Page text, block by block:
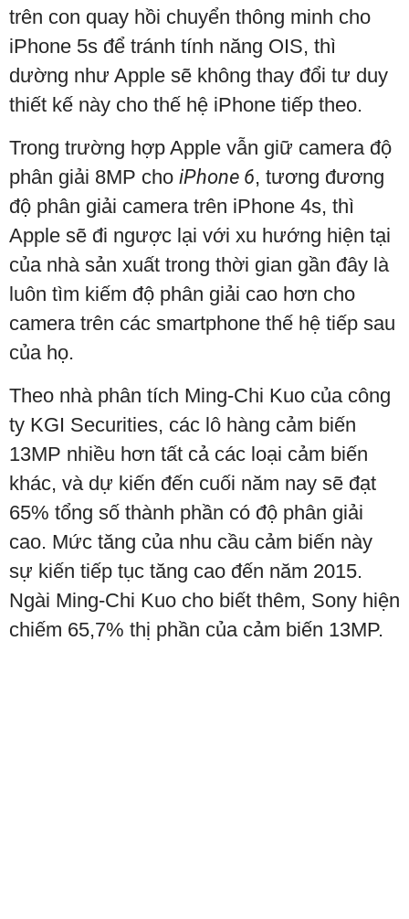
trên con quay hồi chuyển thông minh cho
iPhone 5s để tránh tính năng OIS, thì
dường như Apple sẽ không thay đổi tư duy
thiết kế này cho thế hệ iPhone tiếp theo.
Trong trường hợp Apple vẫn giữ camera độ
phân giải 8MP cho iPhone 6, tương đương
độ phân giải camera trên iPhone 4s, thì
Apple sẽ đi ngược lại với xu hướng hiện tại
của nhà sản xuất trong thời gian gần đây là
luôn tìm kiếm độ phân giải cao hơn cho
camera trên các smartphone thế hệ tiếp sau
của họ.
Theo nhà phân tích Ming-Chi Kuo của công
ty KGI Securities, các lô hàng cảm biến
13MP nhiều hơn tất cả các loại cảm biến
khác, và dự kiến đến cuối năm nay sẽ đạt
65% tổng số thành phần có độ phân giải
cao. Mức tăng của nhu cầu cảm biến này
sự kiến tiếp tục tăng cao đến năm 2015.
Ngài Ming-Chi Kuo cho biết thêm, Sony hiện
chiếm 65,7% thị phần của cảm biến 13MP.